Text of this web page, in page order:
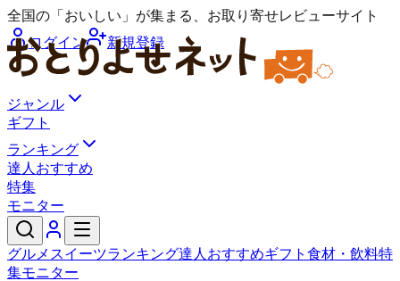
全国の「おいしい」が集まる、お取り寄せレビューサイト
ログイン
新規登録
ジャンル
ギフト
ランキング
達人おすすめ
特集
モニター
グルメ スイーツランキング達人おすすめギフト 食材・飲料特
集モニター